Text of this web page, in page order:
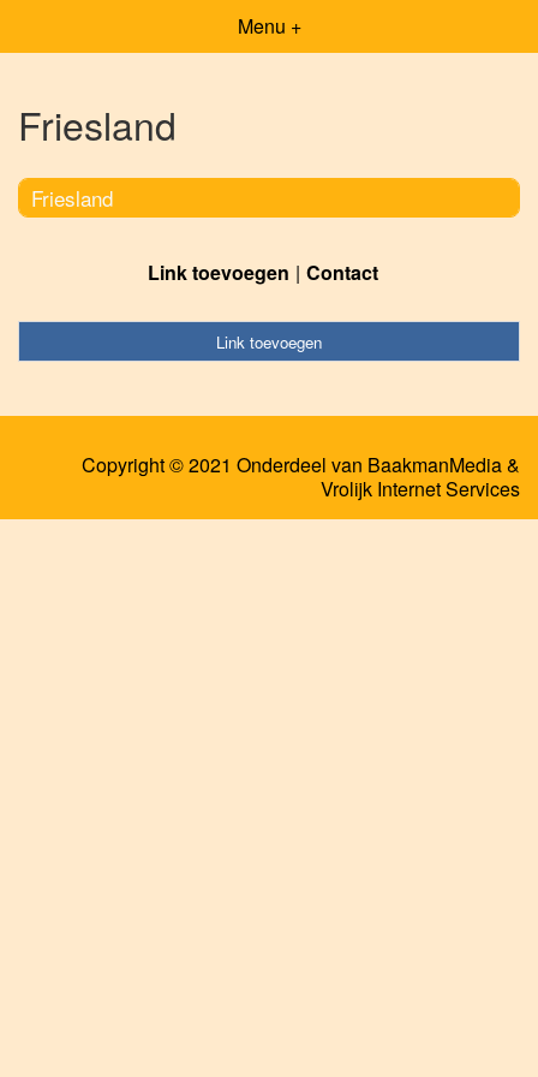
Menu +
Friesland
Friesland
Link toevoegen Contact
Link toevoegen
Copyright © 2021 Onderdeel van BaakmanMedia&
Vrolijk Internet Services